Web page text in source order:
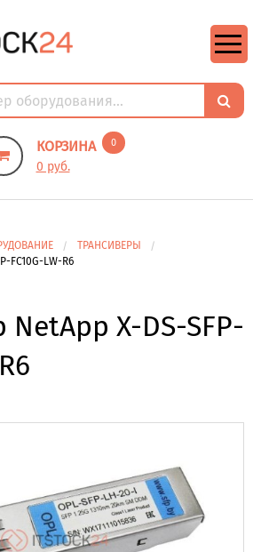
КОРЗИНА 0
0 руб.
ТРАНСИВЕРЫ
FC10G-LW-R6
X-DS-SFP-